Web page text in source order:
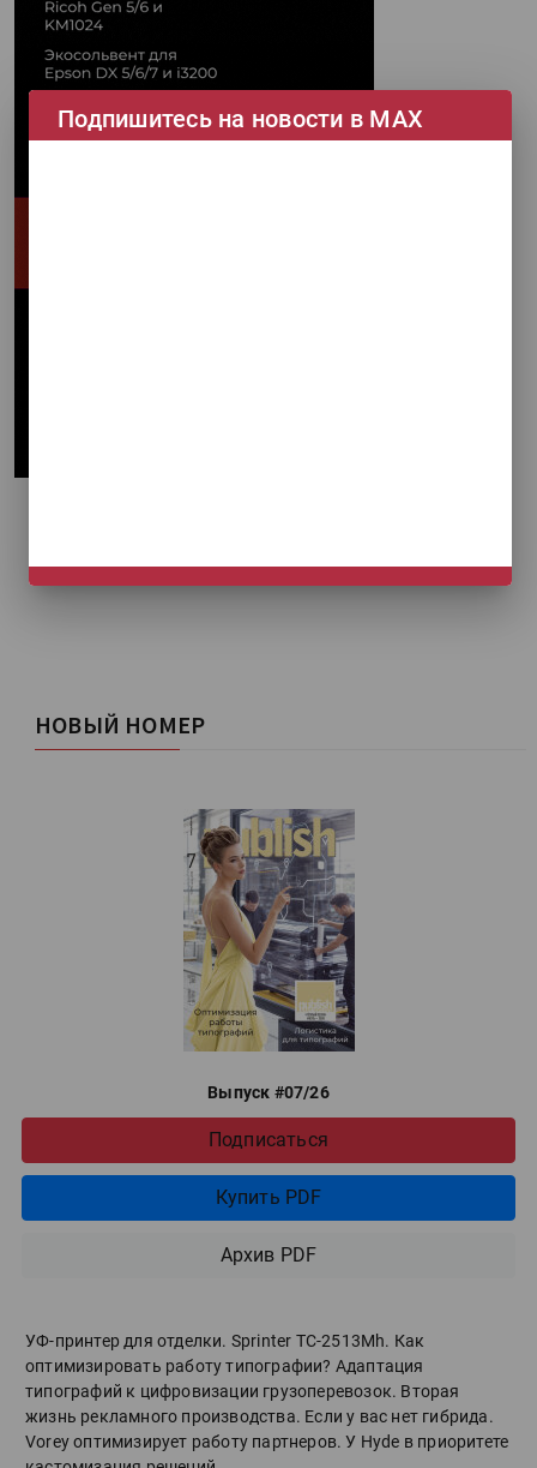
НОВЫЙ НОМЕР
Выпуск #07/26
Подписаться
Купить PDF
Архив PDF
УФ-принтер для отделки. Sprinter ТС-2513Mh. Как
оптимизировать работу типографии? Адаптация
типографий к цифровизации грузоперевозок. Вторая
жизнь рекламного производства. Если у вас нет гибрида.
Vorey оптимизирует работу партнеров. У Hyde в приоритете